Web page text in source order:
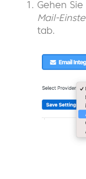
Gehen
Mail-
tab.